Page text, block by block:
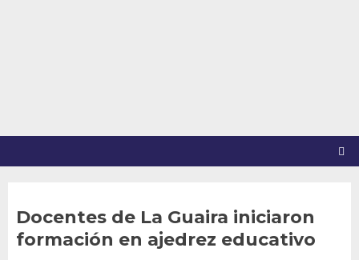
Docentes de La Guaira iniciaron
formación en ajedrez educativo